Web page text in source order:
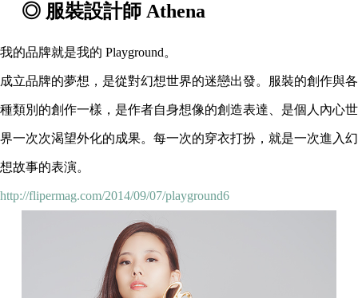
◎ 服裝設計師 Athena
我的品牌就是我的 Playground。
成立品牌的夢想，是從對幻想世界的迷戀出發。服裝的創作與各
種類別的創作一樣，是作者自身想像的創造表達、是個人內心世
界一次次渴望外化的成果。每一次的穿衣打扮，就是一次進入幻
想故事的表演。
http://flipermag.com/2014/09/07/playground6